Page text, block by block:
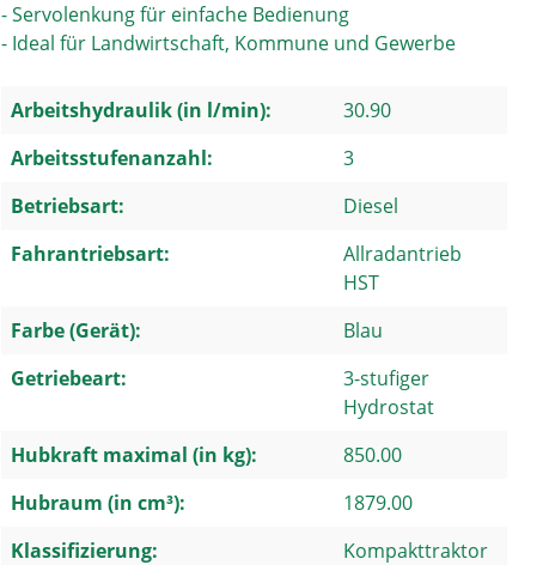
- Servolenkung für einfache Bedienung
- Ideal für Landwirtschaft, Kommune und Gewerbe
Arbeitshydraulik (in l/min):
30.90
Arbeitsstufenanzahl:
3
Betriebsart:
Diesel
Fahrantriebsart:
Allradantrieb
HST
Farbe (Gerät):
Blau
Getriebeart:
3-stufiger
Hydrostat
Hubkraft maximal (in kg):
850.00
Hubraum (in cm³):
1879.00
Klassifizierung:
Kompakttraktor